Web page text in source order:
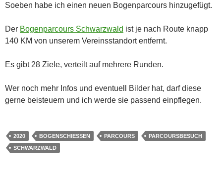
Soeben habe ich einen neuen Bogenparcours hinzugefügt.
Der Bogenparcours Schwarzwald ist je nach Route knapp
140 KM von unserem Vereinsstandort entfernt.
Es gibt 28 Ziele, verteilt auf mehrere Runden.
Wer noch mehr Infos und eventuell Bilder hat, darf diese
gerne beisteuern und ich werde sie passend einpflegen.
2020 BOGENSCHIESSEN PARCOURS
PARCOURSBESUCH
SCHWARZWALD